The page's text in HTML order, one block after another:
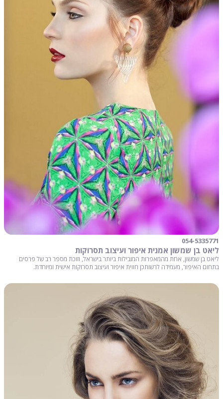
054-5335771
ליאט בן שמשון אמנית איפור ועיצוב תסרוקות
ליאט בן שמשון, אחת מהמאפרות המובילות ביותר בישראל, וזוכת מספר רב של פרסים
בתחום האיפור, מעמידה לרשותכן חווית איפור ועיצוב תסרוקות אישית ומיוחדת.